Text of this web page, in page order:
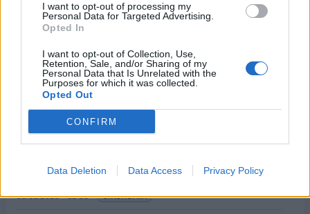
I want to opt-out of processing my
Personal Data for Targeted Advertising.
Opted In
I want to opt-out of Collection, Use,
Retention, Sale, and/or Sharing of my
Personal Data that Is Unrelated with the
Purposes for which it was collected.
Opted Out
CONFIRM
Data Deletion Data Access Privacy Policy
Δυτική Αττική: Η επόμενη ημέρα μετά τις πυρκαγιές
– Τα έργα Antinero και η «μάχη» πριν από τις
08/08/2026 - 14:08 ΕΛΛΑΔΑ
Ειδικό Χωροταξικό για τον Τουρισμό: Οι νέοι
κανόνες για επενδύσεις, νησιά και προορισμούς υπό
08/08/2026 - 13:21 ΤΟΥΡΙΣΜΟΣ
Υπουργείο Εργασίας: Ο “χάρτης” των πληρωμών
από τον e-ΕΦΚΑ και τη ΔΥΠΑ έως τις 14 Αυγούστου
08/08/2026 - 12:58 ΟΙΚΟΝΟΜΙΑ